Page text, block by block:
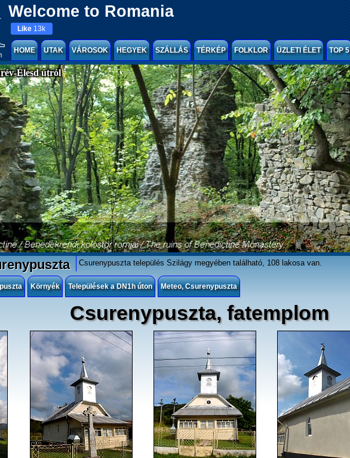
Welcome to Romania
Like 13k
HOME UTAK VÁROSOK HEGYEK SZÁLLÁS TÉRKÉP FOLKLOR ÜZLETI ÉLET TOP 5
Élesd útról
Csurenypuszta település Szilágy megyében található, 108 lakosa van.
Környék Települések a DN1h úton Meteo, Csurenypuszta
Csurenypuszta, fatemplom